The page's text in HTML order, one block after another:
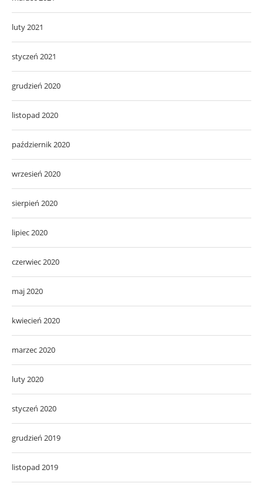
luty 2021
styczeń 2021
grudzień 2020
listopad 2020
październik 2020
wrzesień 2020
sierpień 2020
lipiec 2020
czerwiec 2020
maj 2020
kwiecień 2020
marzec 2020
luty 2020
styczeń 2020
grudzień 2019
listopad 2019